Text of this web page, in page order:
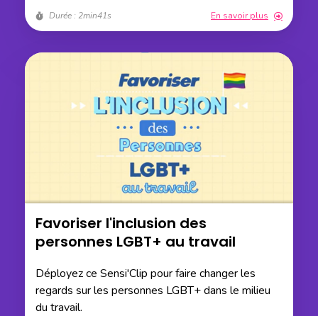
Durée : 2min41s En savoir plus
Favoriser l'inclusion des
personnes LGBT+ au travail
Déployez ce Sensi'Clip pour faire changer les
regards sur les personnes LGBT+ dans le milieu
du travail.